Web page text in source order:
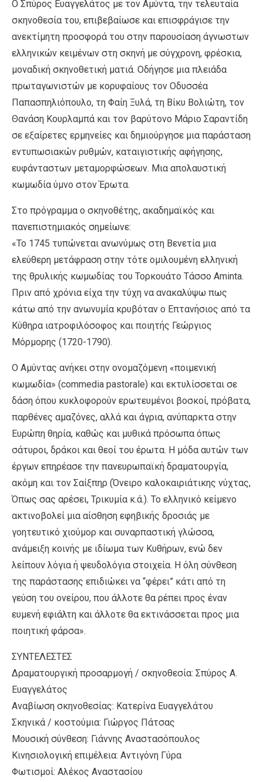
Ο Σπύρος Ευαγγελάτος με τον Αμύντα, την τελευταία
σκηνοθεσία του, επιβεβαίωσε και επισφράγισε την
ανεκτίμητη προσφορά του στην παρουσίαση άγνωστων
ελληνικών κειμένων στη σκηνή με σύγχρονη, φρέσκια,
μοναδική σκηνοθετική ματιά. Οδήγησε μια πλειάδα
πρωταγωνιστών με κορυφαίους τον Οδυσσέα
Παπασπηλιόπουλο, τη Φαίη Ξυλά, τη Βίκυ Βολιώτη, τον
Θανάση Κουρλαμπά και τον βαρύτονο Μάριο Σαραντίδη
σε εξαίρετες ερμηνείες και δημιούργησε μια παράσταση
εντυπωσιακών ρυθμών, καταιγιστικής αφήγησης,
ευφάνταστων μεταμορφώσεων. Mια απολαυστική
κωμωδία ύμνο στον Έρωτα.
Στο πρόγραμμα ο σκηνοθέτης, ακαδημαϊκός και
πανεπιστημιακός σημείωνε:
«Το 1745 τυπώνεται ανωνύμως στη Βενετία μια
ελεύθερη μετάφραση στην τότε ομιλουμένη ελληνική
της θρυλικής κωμωδίας του Τορκουάτο Τάσσο Aminta.
Πριν από χρόνια είχα την τύχη να ανακαλύψω πως
κάτω από την ανωνυμία κρυβόταν ο Επτανήσιος από τα
Κύθηρα ιατροφιλόσοφος και ποιητής Γεώργιος
Μόρμορης (1720-1790).
Ο Αμύντας ανήκει στην ονομαζόμενη «ποιμενική
κωμωδία» (commedia pastorale) και εκτυλίσσεται σε
δάση όπου κυκλοφορούν ερωτευμένοι βοσκοί, πρόβατα,
παρθένες αμαζόνες, αλλά και άγρια, ανύπαρκτα στην
Ευρώπη θηρία, καθώς και μυθικά πρόσωπα όπως
σάτυροι, δράκοι και θεοί του έρωτα. Η μόδα αυτών των
έργων επηρέασε την πανευρωπαϊκή δραματουργία,
ακόμη και τον Σαίξπηρ (Όνειρο καλοκαιριάτικης νύχτας,
Όπως σας αρέσει, Τρικυμία κ.ά.). Το ελληνικό κείμενο
ακτινοβολεί μια αίσθηση εφηβικής δροσιάς με
γοητευτικό χιούμορ και συναρπαστική γλώσσα,
ανάμειξη κοινής με ιδίωμα των Κυθήρων, ενώ δεν
λείπουν λόγια ή ψευδολόγια στοιχεία. Η όλη σύνθεση
της παράστασης επιδιώκει να “φέρει” κάτι από τη
γεύση του ονείρου, που άλλοτε θα ρέπει προς έναν
ευμενή εφιάλτη και άλλοτε θα εκτινάσσεται προς μια
ποιητική φάρσα».
ΣΥΝΤΕΛΕΣΤΕΣ
Δραματουργική προσαρμογή / σκηνοθεσία: Σπύρος Α.
Ευαγγελάτος
Αναβίωση σκηνοθεσίας: Κατερίνα Ευαγγελάτου
Σκηνικά / κοστούμια: Γιώργος Πάτσας
Μουσική σύνθεση: Γιάννης Αναστασόπουλος
Κινησιολογική επιμέλεια: Αντιγόνη Γύρα
Φωτισμοί: Αλέκος Αναστασίου